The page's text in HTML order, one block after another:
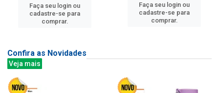
Faça seu login ou
cadastre-se para
comprar.
Faça seu login ou
cadastre-se para
comprar.
Confira as Novidades
Veja mais